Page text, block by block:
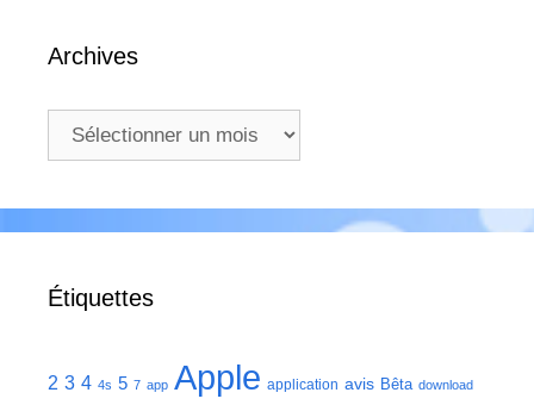
Archives
Archives
Étiquettes
2 3 4 4s 5 7 app Apple application avis Bêta download